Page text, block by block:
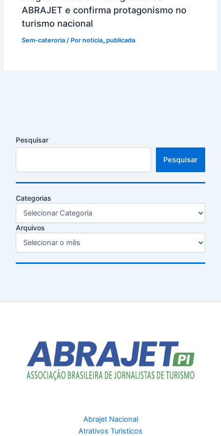
ABRAJET e confirma protagonismo no
turismo nacional
Sem-cateroria / Pornoticia_publicada
Pesquisar
Pesquisar
Categorias
Arquivos
Abrajet Nacional
Atrativos Turisticos